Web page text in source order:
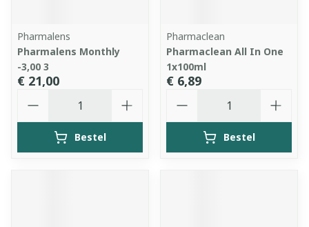
Pharmalens
Pharmalens Monthly
-3,00 3
€ 21,00
Bestel
Pharmaclean
Pharmaclean All In One
1x100ml
€ 6,89
Bestel